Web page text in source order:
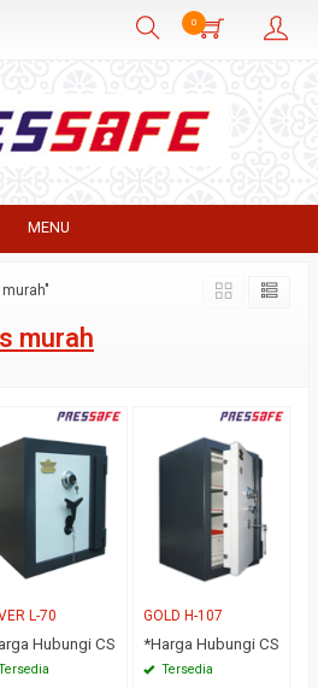
0
MENU
murah
L-70
Hubungi CS
GOLD H-107
*Harga Hubungi CS
Tersedia